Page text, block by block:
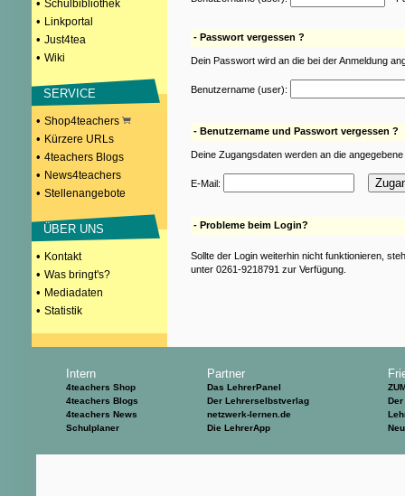
• Schulbibliothek
• Linkportal
• Just4tea
• Wiki
SERVICE
• Shop4teachers
• Kürzere URLs
• 4teachers Blogs
• News4teachers
• Stellenangebote
ÜBER UNS
• Kontakt
• Was bringt's?
• Mediadaten
• Statistik
- Passwort vergessen ?
Dein Passwort wird an die bei der Anmeldung
Benutzername (user):
- Benutzername und Passwort vergessen ?
Deine Zugangsdaten werden an die
E-Mail:
- Probleme beim Login?
Sollte der Login weiterhin nicht funktionieren,
unter 0261-9218791 zur Verfügung.
Intern
4teachers Shop
4teachers Blogs
4teachers News
Schulplaner
Partner
Das LehrerPanel
Der Lehrerselbstverlag
netzwerk-lernen.de
Die LehrerApp